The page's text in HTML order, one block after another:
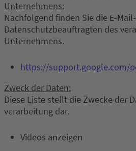
Unternehmens:
Nachfolgend finden Sie die E-
Datenschutzbeauftragten des
Unternehmens.
https://support.google.com/
Zweck der Daten:
Diese Liste stellt die Zwecke der
verarbeitung dar.
Videos anzeigen